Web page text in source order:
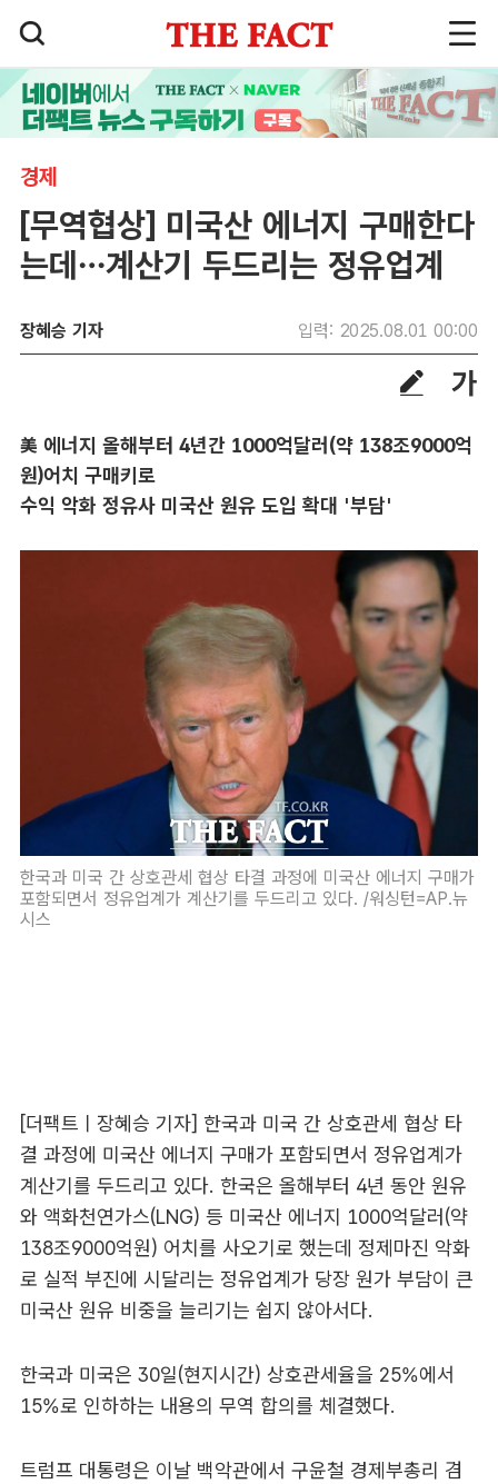
경제
[무역협상] 미국산 에너지 구매한다
는데…계산기 두드리는 정유업계
장혜승 기자 입력: 2025.08.01 00:00
美 에너지 올해부터 4년간 1000억달러(약 138조9000억
원)어치 구매키로
수익 악화 정유사 미국산 원유 도입 확대 '부담'
한국과 미국 간 상호관세 협상 타결 과정에 미국산 에너지 구매가
포함되면서 정유업계가 계산기를 두드리고 있다. /워싱턴=AP.뉴
시스
[더팩트ㅣ장혜승 기자] 한국과 미국 간 상호관세 협상 타
결 과정에 미국산 에너지 구매가 포함되면서 정유업계가
계산기를 두드리고 있다. 한국은 올해부터 4년 동안 원유
와 액화천연가스(LNG) 등 미국산 에너지 1000억달러(약
138조9000억원) 어치를 사오기로 했는데 정제마진 악화
로 실적 부진에 시달리는 정유업계가 당장 원가 부담이 큰
미국산 원유 비중을 늘리기는 쉽지 않아서다.
한국과 미국은 30일(현지시간) 상호관세율을 25%에서
15%로 인하하는 내용의 무역 합의를 체결했다.
트럼프 대통령은 이날 백악관에서 구윤철 경제부총리 겸